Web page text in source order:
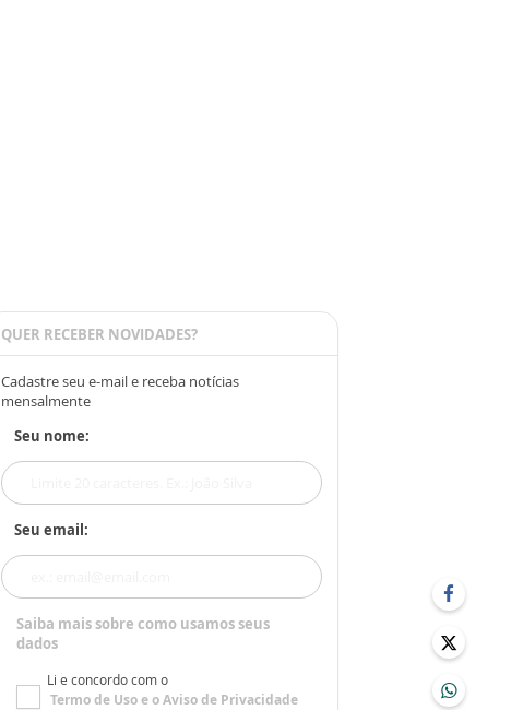
QUER RECEBER NOVIDADES?
Cadastre seu e-mail e receba notícias
mensalmente
Seu nome:
Seu email:
Saiba mais sobre como usamos seus
dados
Li e concordo com o
Termo de Usoe oAviso de Privacidade